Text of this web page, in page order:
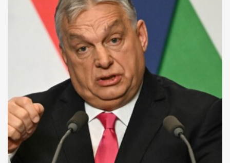
Robert Liston sebész
amputációja, amely állítólag
három...